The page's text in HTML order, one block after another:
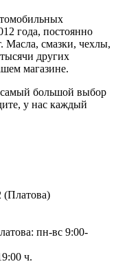
года, постоянно
Масла, смазки, чехлы,
других
магазине.
большой выбор
у нас каждый
(Платова)
пн-вс 9:00-
ч.